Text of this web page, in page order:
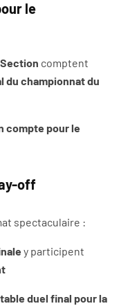
le
comptent
du championnat du
compte pour le
off
spectaculaire :
y participent
duel final pour la